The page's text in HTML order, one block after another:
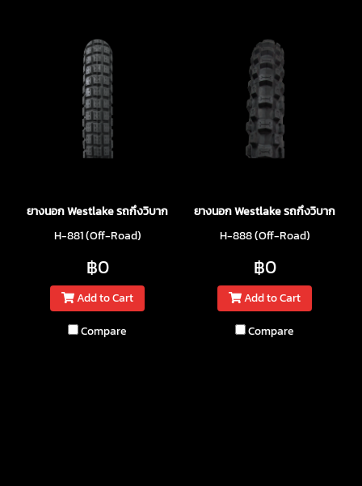
ยางนอก Westlake รถกึงวิบาก
H-881 (Off-Road)
฿0
Add to Cart
Compare
ยางนอก Westlake รถกึงวิบาก
H-888 (Off-Road)
฿0
Add to Cart
Compare